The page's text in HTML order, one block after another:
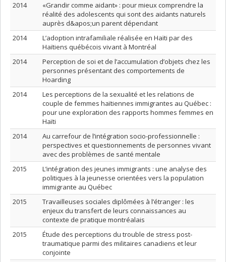
2014
«Grandir comme aidant» : pour mieux comprendre la
réalité des adolescents qui sont des aidants naturels
auprès d&apos;un parent dépendant
2014
L’adoption intrafamiliale réalisée en Haïti par des
Haïtiens québécois vivant à Montréal
2014
Perception de soi et de l’accumulation d’objets chez les
personnes présentant des comportements de
Hoarding
2014
Les perceptions de la sexualité et les relations de
couple de femmes haïtiennes immigrantes au Québec :
pour une exploration des rapports hommes femmes en
Haïti
2014
Au carrefour de l’intégration socio-professionnelle :
perspectives et questionnements de personnes vivant
avec des problèmes de santé mentale
2015
L’intégration des jeunes immigrants : une analyse des
politiques à la jeunesse orientées vers la population
immigrante au Québec
2015
Travailleuses sociales diplômées à l’étranger : les
enjeux du transfert de leurs connaissances au
contexte de pratique montréalais
2015
Étude des perceptions du trouble de stress post-
traumatique parmi des militaires canadiens et leur
conjointe